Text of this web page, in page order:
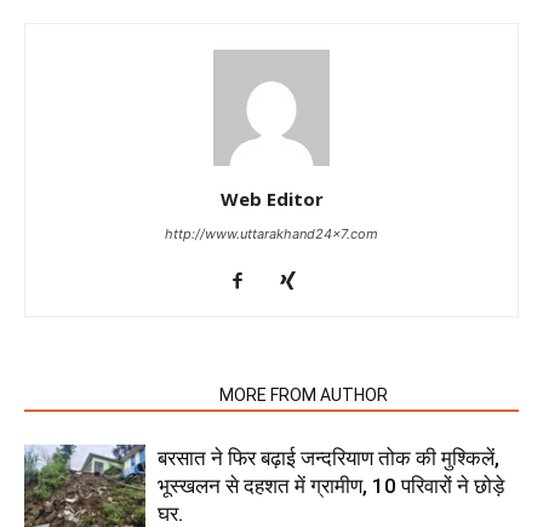
Web Editor
http://www.uttarakhand24x7.com
MORE FROM AUTHOR
बरसात ने फिर बढ़ाई जन्दरियाण तोक की मुश्किलें,
भूस्खलन से दहशत में ग्रामीण, 10 परिवारों ने छोड़े
घर.